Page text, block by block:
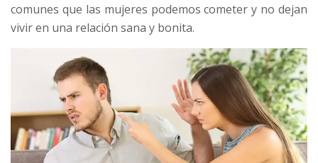
comunes que las mujeres podemos cometer y no dejan
vivir en una relación sana y bonita.